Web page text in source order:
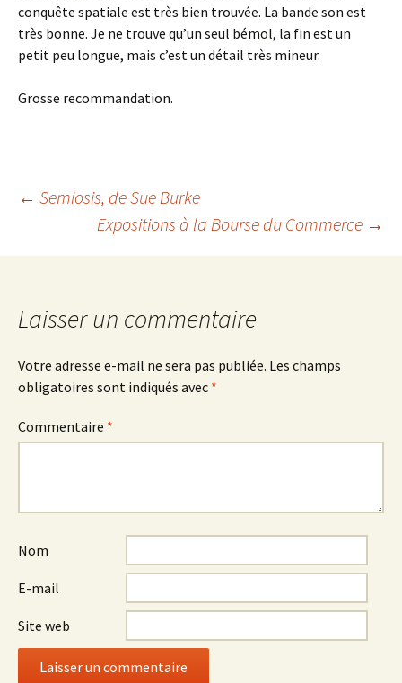
conquête spatiale est très bien trouvée. La bande son est
très bonne. Je ne trouve qu’un seul bémol, la fin est un
petit peu longue, mais c’est un détail très mineur.
Grosse recommandation.
Navigation
des
articles
← Semiosis, de Sue Burke
Expositions à la Bourse du Commerce →
Laisser un commentaire
Votre adresse e-mail ne sera pas publiée. Les champs
obligatoires sont indiqués avec *
Commentaire *
Nom
E-mail
Site web